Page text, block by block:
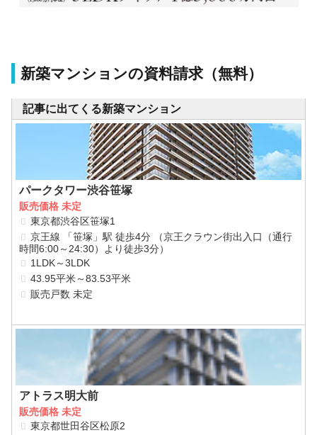
新築マンションの資料請求（無料）
記事に出てくる新築マンション
パークタワー渋谷笹塚
販売価格 未定
東京都渋谷区笹塚1
京王線 「笹塚」駅 徒歩4分 （京王クラウン街出入口（通行
時間6:00～24:30）より徒歩3分）
1LDK～3LDK
43.95平米～83.53平米
販売戸数 未定
アトラス明大前
販売価格 未定
東京都世田谷区松原2